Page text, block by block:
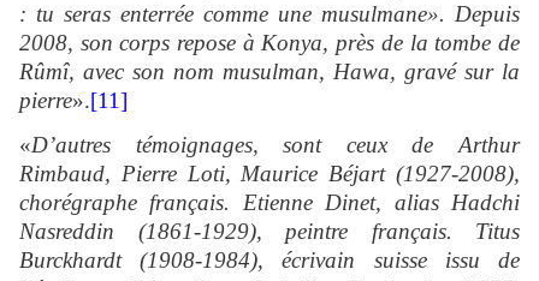
: tu seras enterrée comme une musulmane». Depuis
2008, son corps repose à Konya, près de la tombe de
Rûmî, avec son nom musulman, Hawa, gravé sur la
pierre».[11]
«D’autres témoignages, sont ceux de Arthur
Rimbaud, Pierre Loti, Maurice Béjart (1927-2008),
chorégraphe français. Etienne Dinet, alias Hadchi
Nasreddin (1861-1929), peintre français. Titus
Burckhardt (1908-1984), écrivain suisse issu de